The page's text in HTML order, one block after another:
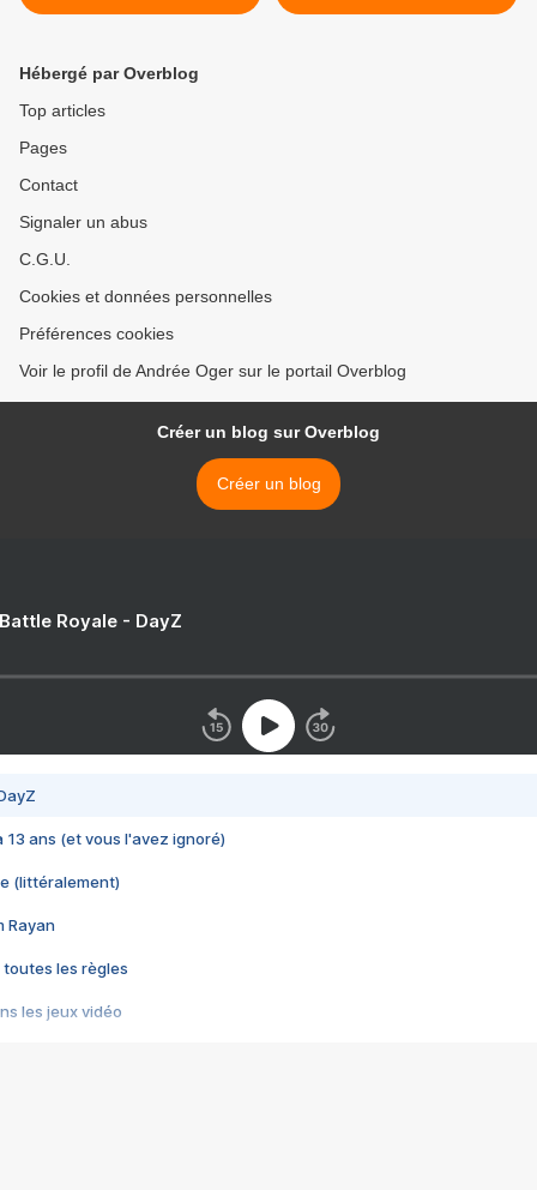
amendes impayées ?
Hébergé par Overblog
Top articles
Pages
Contact
Signaler un abus
C.G.U.
Cookies et données personnelles
Préférences cookies
Voir le profil de Andrée Oger sur le portail Overblog
Créer un blog sur Overblog
Créer un blog
Royale - DayZ
13 ans (et vous l'avez ignoré)
(littéralement)
Rayan
toutes les règles
les jeux vidéo